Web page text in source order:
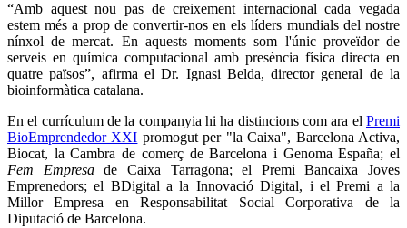
“Amb aquest nou pas de creixement internacional cada vegada
estem més a prop de convertir-nos en els líders mundials del nostre
nínxol de mercat. En aquests moments som l'únic proveïdor de
serveis en química computacional amb presència física directa en
quatre països”, afirma el Dr. Ignasi Belda, director general de la
bioinformàtica catalana.
En el currículum de la companyia hi ha distincions com ara el Premi
BioEmprendedor XXI promogut per "la Caixa", Barcelona Activa,
Biocat, la Cambra de comerç de Barcelona i Genoma España; el
Fem Empresade Caixa Tarragona; el Premi Bancaixa Joves
Emprenedors; el BDigital a la Innovació Digital, i el Premi a la
Millor Empresa en Responsabilitat Social Corporativa de la
Diputació de Barcelona.